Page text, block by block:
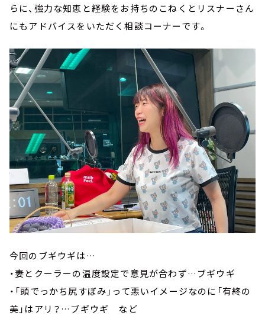
らに、強力な知恵と経験をお持ちのこねくとリスナーさん
にもアドバイスをいただく相談コーナーです。
今回のブギウギは…
・妻とクーラーの温度設定で意見が合わず…ブギウギ
・「頭でっかち尻すぼみ」って悪いイメージなのに「有終の
美」はアリ？…ブギウギ など